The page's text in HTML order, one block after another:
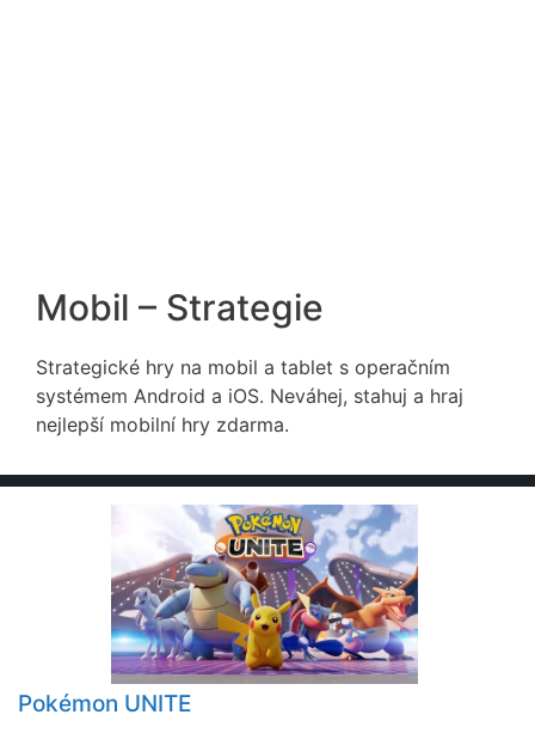
Mobil – Strategie
Strategické hry na mobil a tablet s operačním
systémem Android a iOS. Neváhej, stahuj a hraj
nejlepší mobilní hry zdarma.
Pokémon UNITE